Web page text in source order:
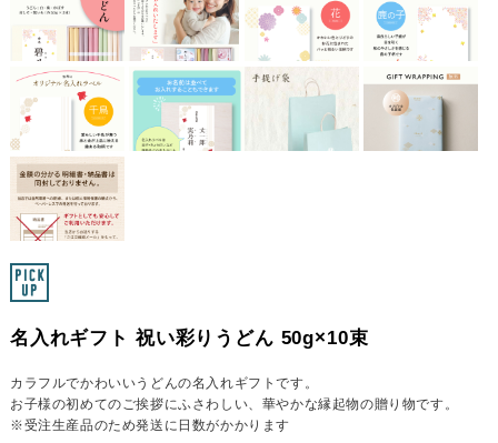
名入れギフト 祝い彩りうどん 50g×10束
カラフルでかわいいうどんの名入れギフトです。
お子様の初めてのご挨拶にふさわしい、華やかな縁起物の贈り物です。
※受注生産品のため発送に日数がかかります